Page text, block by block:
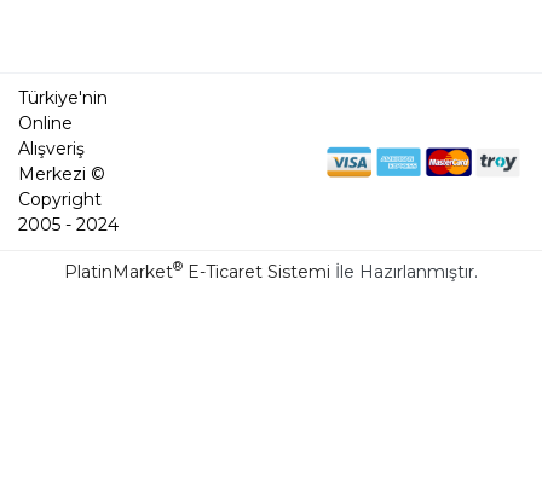
Türkiye'nin
Online
Alışveriş
Merkezi ©
Copyright
2005 - 2024
PlatinMarket® E-Ticaret Sistemi İle Hazırlanmıştır.